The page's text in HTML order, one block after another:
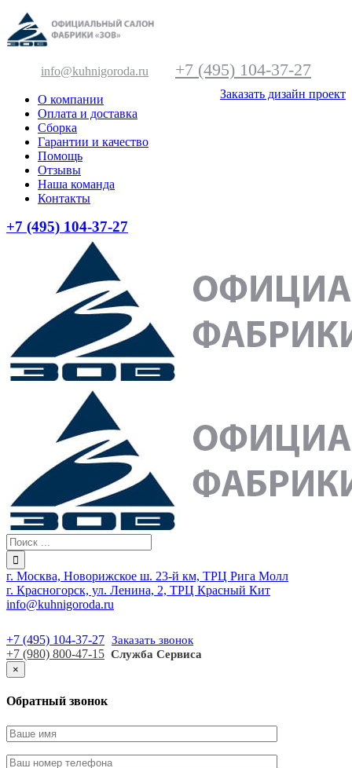
info@kuhnigoroda.ru +7 (495) 104-37-27
Заказать дизайн проект
О компании
Оплата и доставка
Сборка
Гарантии и качество
Помощь
Отзывы
Наша команда
Контакты
+7 (495) 104-37-27
г. Москва, Новорижское ш. 23-й км, ТРЦ Рига Молл
г. Красногорск, ул. Ленина, 2, ТРЦ Красный Кит
info@kuhnigoroda.ru
+7 (495) 104-37-27 Заказать звонок
+7 (980) 800-47-15 Служба Сервиса
×
Обратный звонок